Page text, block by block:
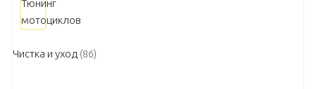
Чистка и уход (86)